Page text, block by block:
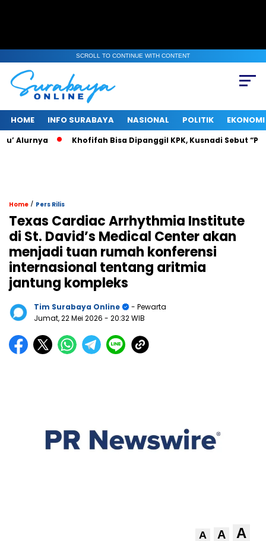
SCROLL TO CONTINUE WITH CONTENT
HOME INFO SURABAYA NASIONAL POLITIK EKONOMI
Khofifah Bisa Dipanggil KPK, Kusnadi Sebut “Pasti
Home / Pers Rilis
Texas Cardiac Arrhythmia Institute
di St. David’s Medical Center akan
menjadi tuan rumah konferensi
internasional tentang aritmia
jantung kompleks
Tim Surabaya Online
- Pewarta
Jumat, 22 Mei 2026 - 20:32 WIB
A A A